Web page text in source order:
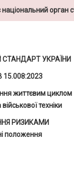
орган
СТАНДАРТ УКРАЇНИ
життєвим циклом
техніки
РИЗИКАМИ
положення